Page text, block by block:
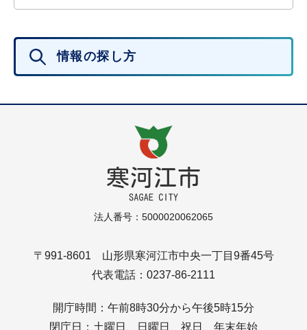
情報の探し方
法人番号：5000020062065
〒991-8601 山形県寒河江市中央一丁目9番45号
代表電話：0237-86-2111
開庁時間：午前8時30分から午後5時15分
閉庁日：土曜日、日曜日、祝日、年末年始